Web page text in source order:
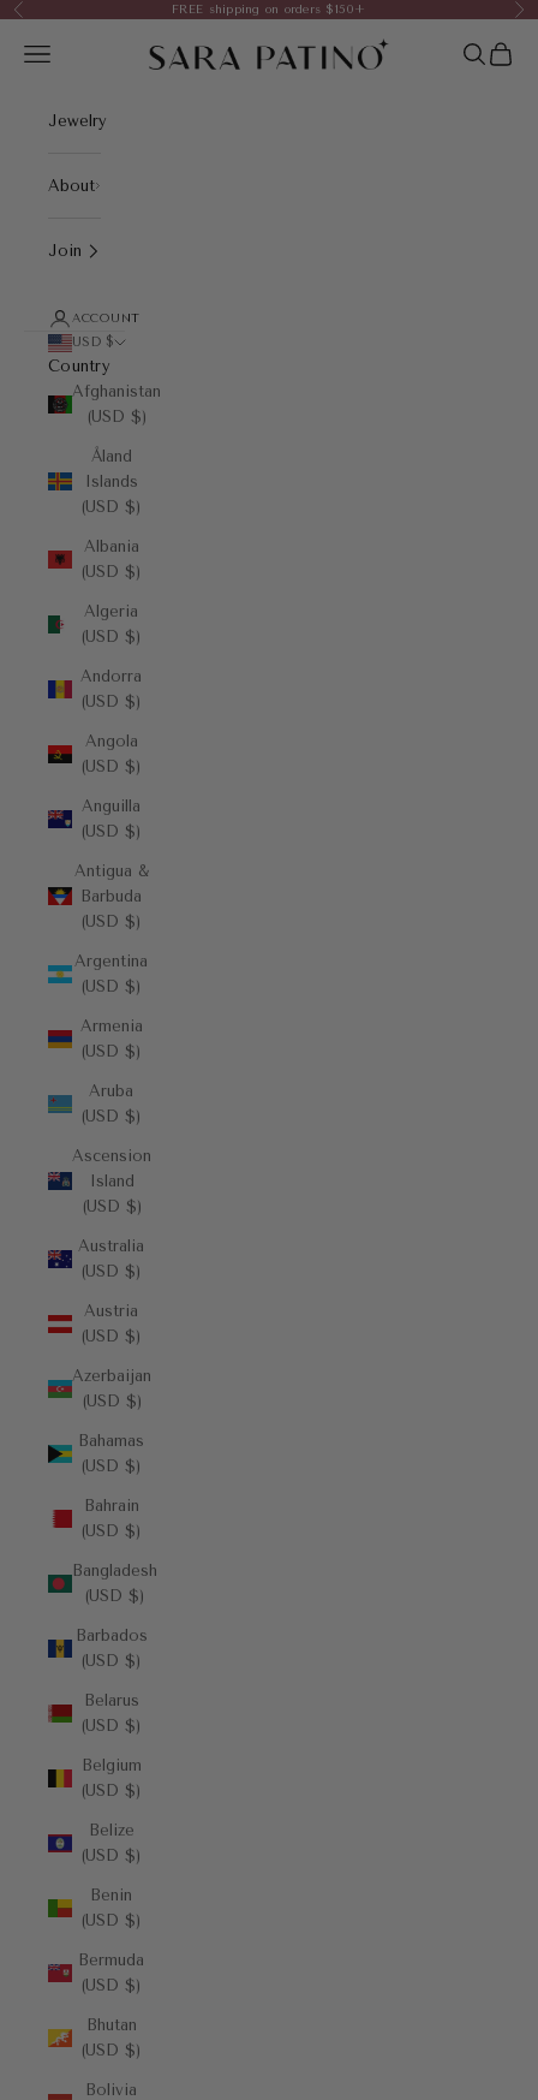
Skip to content
Previous FREE shipping on orders $150+
Sara Patino Jewelry
Open navigation menu OpenOpen
Jewelry
About
Join
ACCOUNT
USD $
Country
Afghanistan
(USD $)
Åland
Islands
(USD $)
Albania
(USD $)
Algeria
(USD $)
Andorra
(USD $)
Angola
(USD $)
Anguilla
(USD $)
Antigua &
Barbuda
(USD $)
Argentina
(USD $)
Armenia
(USD $)
Aruba
(USD $)
Ascension
Island
(USD $)
Australia
(USD $)
Austria
(USD $)
Azerbaijan
(USD $)
Bahamas
(USD $)
Bahrain
(USD $)
Bangladesh
(USD $)
Barbados
(USD $)
Belarus
(USD $)
Belgium
(USD $)
Belize
(USD $)
Benin
(USD $)
Bermuda
(USD $)
Bhutan
(USD $)
Bolivia